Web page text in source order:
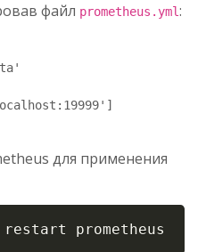
файл prometheus.yml:
для применения
prometheus